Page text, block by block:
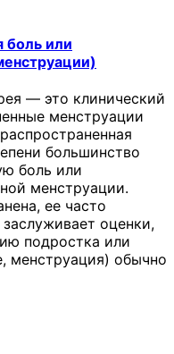
боль или
— это клинический
менструации
большинство
боль или
менструации.
ее часто
оценки,
подростка или
менструация) обычно